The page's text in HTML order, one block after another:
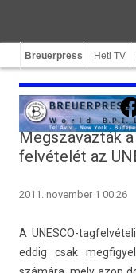
Breuerpress Heti TV
Megszavazták
felvételét az
2011. november 1 00:26
A UNESCO-
eddig csak